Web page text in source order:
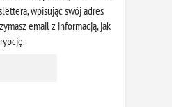
wpisując swój adres
email z informacją, jak